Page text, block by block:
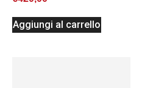
Aggiungi al carrello